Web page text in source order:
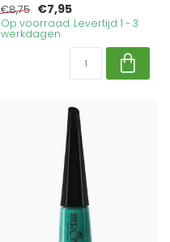
€8,75 €7,95
Op voorraad. Levertijd 1 - 3
werkdagen